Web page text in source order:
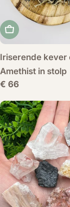
Voeg toe aan
Iriserende kever
Amethist in stolp
Normale
€ 66